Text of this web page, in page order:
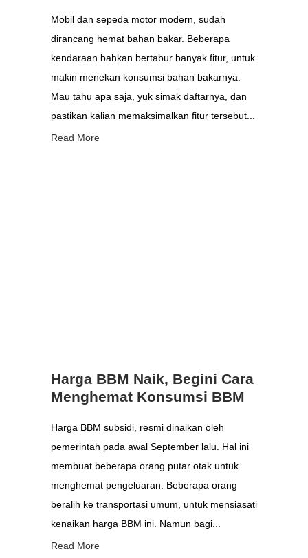
Mobil dan sepeda motor modern, sudah
dirancang hemat bahan bakar. Beberapa
kendaraan bahkan bertabur banyak fitur, untuk
makin menekan konsumsi bahan bakarnya.
Mau tahu apa saja, yuk simak daftarnya, dan
pastikan kalian memaksimalkan fitur tersebut...
Read More
Harga BBM Naik, Begini Cara
Menghemat Konsumsi BBM
Harga BBM subsidi, resmi dinaikan oleh
pemerintah pada awal September lalu. Hal ini
membuat beberapa orang putar otak untuk
menghemat pengeluaran. Beberapa orang
beralih ke transportasi umum, untuk mensiasati
kenaikan harga BBM ini. Namun bagi...
Read More